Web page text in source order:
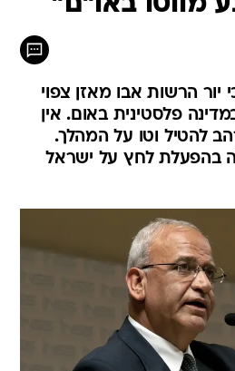
הרשות אבו מאזן צפוי
פלסטינית באום. אין
להטיל וטו על המהלך.
בהפעלת לחץ על ישראל